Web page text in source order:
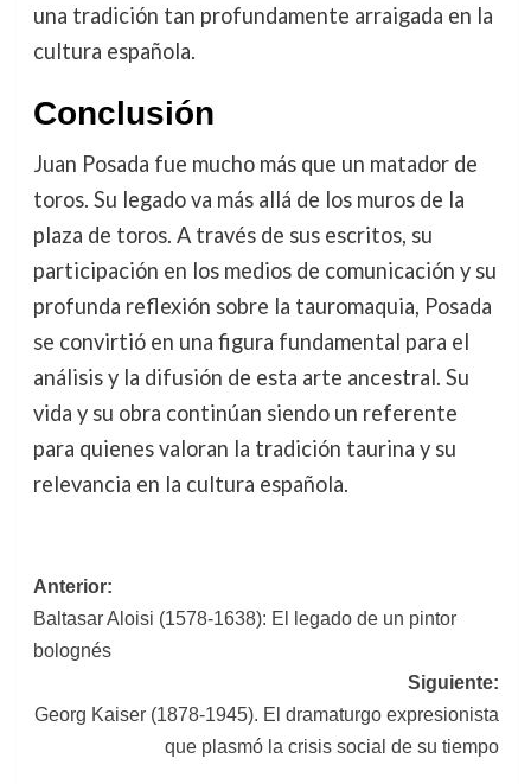
una tradición tan profundamente arraigada en la
cultura española.
Conclusión
Juan Posada fue mucho más que un matador de
toros. Su legado va más allá de los muros de la
plaza de toros. A través de sus escritos, su
participación en los medios de comunicación y su
profunda reflexión sobre la tauromaquia, Posada
se convirtió en una figura fundamental para el
análisis y la difusión de esta arte ancestral. Su
vida y su obra continúan siendo un referente
para quienes valoran la tradición taurina y su
relevancia en la cultura española.
Navegación
de
entradas
Anterior:
Baltasar Aloisi (1578-1638): El legado de un pintor
bolognés
Siguiente:
Georg Kaiser (1878-1945). El dramaturgo expresionista
que plasmó la crisis social de su tiempo